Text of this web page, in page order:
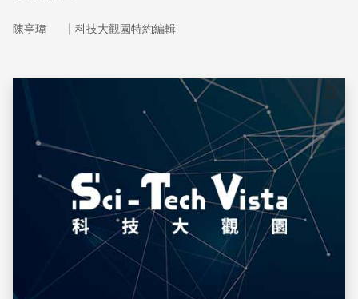
陳亭瑋 ｜ 科技大觀園特約編輯
儲存